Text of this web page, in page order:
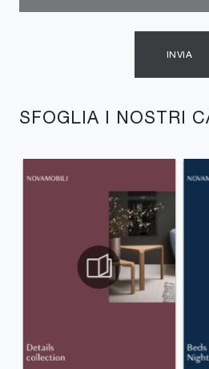
SFOGLIA I NOSTRI
INVIA